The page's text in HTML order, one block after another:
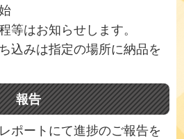
等はお知らせします。
込みは指定の場所に納品を
報告
ポートにて進捗のご報告を